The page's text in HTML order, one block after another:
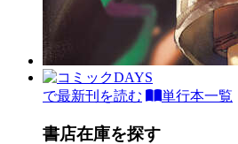
で最新刊を読む 単行本一覧
書店在庫を探す